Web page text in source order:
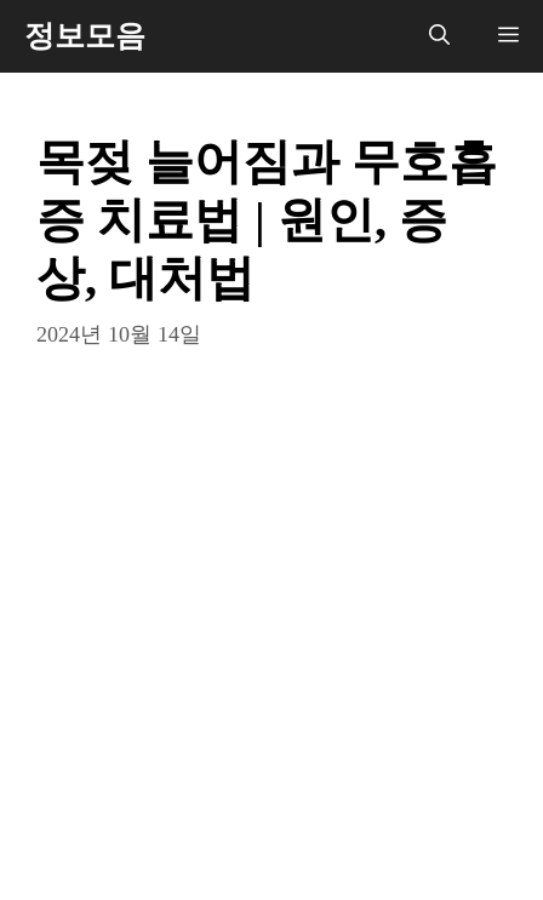
정보모음 메
목젖 늘어짐과 무호흡
증 치료법 | 원인, 증
상, 대처법
2024년 10월 14일